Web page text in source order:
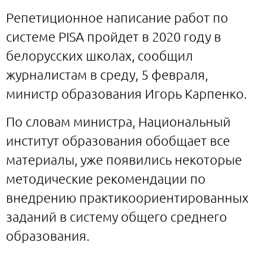
Репетиционное написание работ по
системе PISA пройдет в 2020 году в
белорусских школах, сообщил
журналистам в среду, 5 февраля,
министр образования Игорь Карпенко.
По словам министра, Национальный
институт образования обобщает все
материалы, уже появились некоторые
методические рекомендации по
внедрению практикоориентированных
заданий в систему общего среднего
образования.